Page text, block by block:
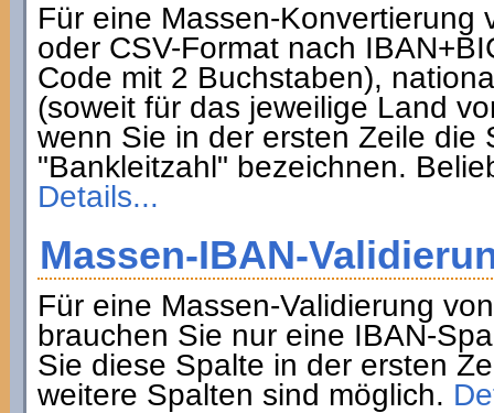
Für eine Massen-Konvertierung
oder CSV-Format nach
Code mit 2 Buchstaben),
(soweit für das jeweilige Land
wenn Sie in der ersten Zeile die
"Bankleitzahl" bezeichnen.
Details...
Massen-IBAN-
Für eine Massen-Validierung
brauchen Sie nur eine IBAN-
Sie diese Spalte in der ersten
weitere Spalten sind möglich.